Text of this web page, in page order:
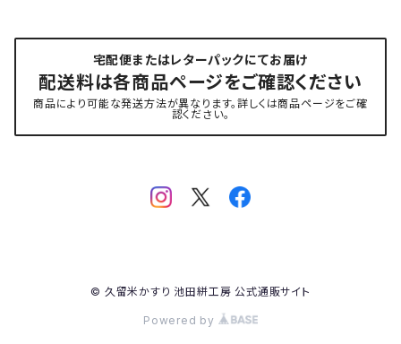
宅配便またはレターパックにてお届け
配送料は各商品ページをご確認ください
商品により可能な発送方法が異なります。詳しくは商品ページをご確
認ください。
© 久留米かすり 池田絣工房 公式通販サイト
Powered by